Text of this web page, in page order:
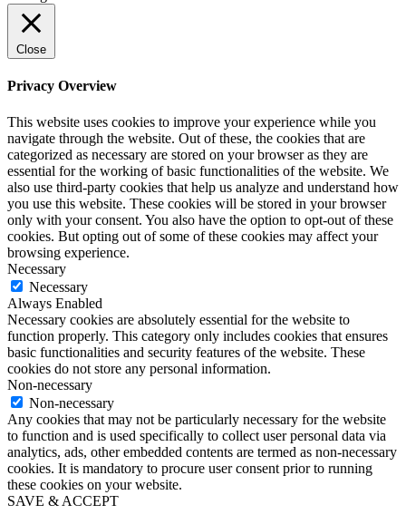
Close
Privacy Overview
This website uses cookies to improve your experience while you
navigate through the website. Out of these, the cookies that are
categorized as necessary are stored on your browser as they are
essential for the working of basic functionalities of the website. We
also use third-party cookies that help us analyze and understand how
you use this website. These cookies will be stored in your browser
only with your consent. You also have the option to opt-out of these
cookies. But opting out of some of these cookies may affect your
browsing experience.
Necessary
Necessary
Always Enabled
Necessary cookies are absolutely essential for the website to
function properly. This category only includes cookies that ensures
basic functionalities and security features of the website. These
cookies do not store any personal information.
Non-necessary
Non-necessary
Any cookies that may not be particularly necessary for the website
to function and is used specifically to collect user personal data via
analytics, ads, other embedded contents are termed as non-necessary
cookies. It is mandatory to procure user consent prior to running
these cookies on your website.
SAVE & ACCEPT